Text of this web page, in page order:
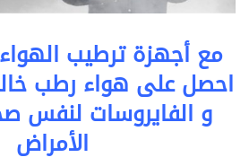
احصل على هواء رطب
و ‏الفايروسات لنفس
الأمراض ‏